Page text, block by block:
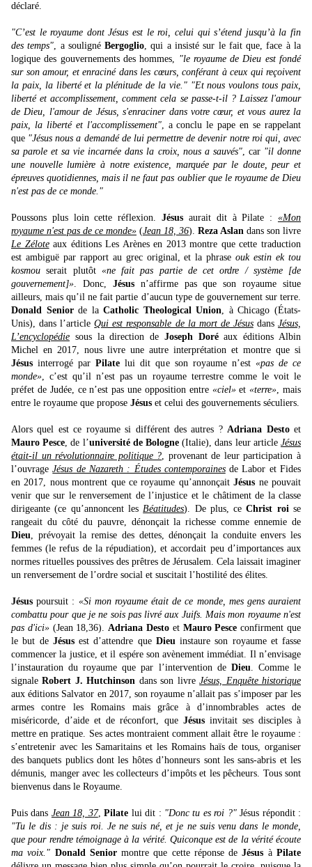
déclaré.
"C’est le royaume dont Jésus est le roi, celui qui s’étend jusqu’à la fin
des temps", a soulignéBergoglio, qui a insisté sur le fait que, face à la
logique des gouvernements des hommes, "le royaume de Dieu est fondé
sur son amour, et enraciné dans les cœurs, conférant à ceux qui reçoivent
la paix, la liberté et la plénitude de la vie." "Et nous voulons tous paix,
liberté et accomplissement, comment cela se passe-t-il ? Laissez l'amour
de Dieu, l'amour de Jésus, s'enraciner dans votre cœur, et vous aurez la
paix, la liberté et l'accomplissement", a conclu le pape en se rappelant
que "Jésus nous a demandé de lui permettre de devenir notre roi qui, avec
sa parole et sa vie incarnée dans la croix, nous a sauvés", car "il donne
une nouvelle lumière à notre existence, marquée par le doute, peur et
épreuves quotidiennes, mais il ne faut pas oublier que le royaume de Dieu
n'est pas de ce monde."
Poussons plus loin cette réflexion.Jésus aurait dit à Pilate :«Mon
royaume n'est pas de ce monde» (Jean 18, 36). Reza Aslan dans son livre
Le Zéloteaux éditions Les Arènes en 2013 montre que cette traduction
est ambiguë par rapport au grec original, et la phraseouk estin ek tou
kosmou serait plutôt «ne fait pas partie de cet ordre / système [de
gouvernement]». Donc, Jésusn’affirme pas que son royaume situe
ailleurs, mais qu’il ne fait partie d’aucun type de gouvernement sur terre.
Donald Seniorde laCatholic Theological Union, à Chicago (États-
Unis), dans l’articleQui est responsable de la mort de JésusdansJésus,
L’encyclopédie sous la direction de Joseph Doréaux éditions Albin
Michel en 2017, nous livre une autre interprétation et montre que si
Jésus interrogé parPilate lui dit que son royaume n’est «pas de ce
monde», c’est qu’il n’est pas un royaume terrestre comme le voit le
préfet de Judée, ce n’est pas une opposition entre «ciel»et«terre», mais
entre le royaume que propose Jésus et celui des gouvernements séculiers.
Alors quel est ce royaume si différent des autres ?Adriana Destoet
Mauro Pesce, de l’université de Bologne (Italie), dans leur articleJésus
était-il un révolutionnaire politique ?, provenant de leur participation à
l’ouvrageJésus de Nazareth : Études contemporainesde Labor et Fides
en 2017, nous montrent que ce royaume qu’annonçaitJésus ne pouvait
venir que sur le renversement de l’injustice et le châtiment de la classe
dirigeante (ce qu’annoncent lesBéatitudes). De plus, ceChrist roise
rangeait du côté du pauvre, dénonçait la richesse comme ennemie de
Dieu, prévoyait la remise des dettes, dénonçait la conduite envers les
femmes (le refus de la répudiation), et accordait peu d’importances aux
normes rituelles poussives des prêtres de Jérusalem. Cela laissait imaginer
un renversement de l’ordre social et suscitait l’hostilité des élites.
Jésus poursuit : «Si mon royaume était de ce monde, mes gens auraient
combattu pour que je ne sois pas livré aux Juifs. Mais mon royaume n'est
pas d'ici»(Jean 18,36).Adriana Desto et Mauro Pesce confirment que
le but de Jésusest d’attendre que Dieuinstaure son royaume et fasse
commencer la justice, et il espére son avènement immédiat. Il n’envisage
l’instauration du royaume que par l’intervention de Dieu. Comme le
signaleRobert J. Hutchinson dans son livreJésus, Enquête historique
aux éditions Salvator en 2017, son royaume n’allait pas s’imposer par les
armes contre les Romains mais grâce à d’innombrables actes de
miséricorde, d’aide et de réconfort, que Jésusinvitait ses disciples à
mettre en pratique. Ses actes montraient comment allait être le royaume :
s’entretenir avec les Samaritains et les Romains haïs de tous, organiser
des banquets publics dont les hôtes d’honneurs sont les sans-abris et les
démunis, manger avec les collecteurs d’impôts et les pêcheurs. Tous sont
bienvenus dans le Royaume.
Puis dans Jean 18, 37,Pilate lui dit : "Donc tu es roi ?"Jésus répondit :
"Tu le dis : je suis roi. Je ne suis né, et je ne suis venu dans le monde,
que pour rendre témoignage à la vérité. Quiconque est de la vérité écoute
ma voix." Donald Seniormontre que cette réponse deJésus àPilate